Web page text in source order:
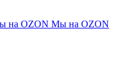
Мы на OZON